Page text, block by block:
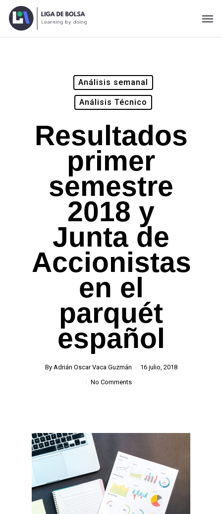
Skip
Análisis semanal
Análisis Técnico
Resultados
primer
semestre
2018 y
Junta de
Accionistas
en el
parquét
español
By Adrián Oscar Vaca Guzmán
16 julio, 2018
No Comments